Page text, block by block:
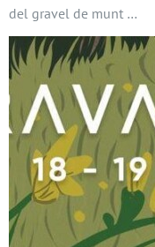
del gravel de munt …